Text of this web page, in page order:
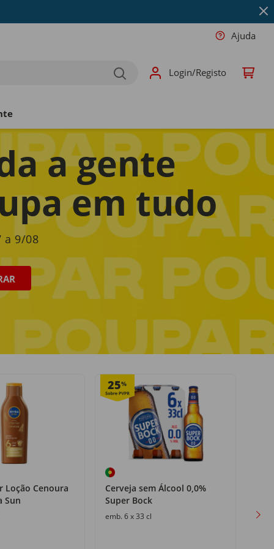
Ajuda
Login/Registo
a gente
em tudo
a 9/08
Pagamento seguro
online ou na entrega
Loção Cenoura
Sun
25%
Cerveja sem Álcool 0,0%
Super Bock
emb. 6 x 33 cl